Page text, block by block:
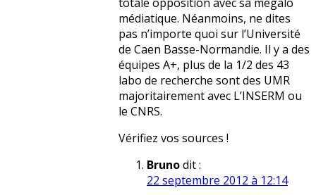
médiatique. Néanmoins, ne dites
pas n’importe quoi sur l’Université
de Caen Basse-Normandie. Il y a des
équipes A+, plus de la 1/2 des 43
labo de recherche sont des UMR
majoritairement avec L’INSERM ou
le CNRS.
Vérifiez vos sources !
Brunodit :
22 septembre 2012 à 12:14